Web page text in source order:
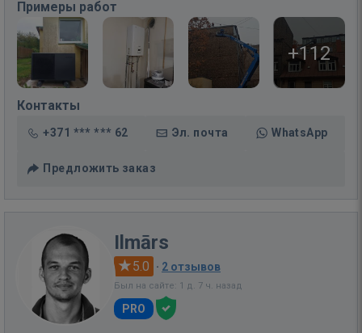
Примеры работ
+112
Контакты
+371 *** *** 62 Эл. почта WhatsApp
Предложить заказ
Ilmārs
5.0 · 2 отзывов
Был на сайте: 1 д. 7 ч. назад
PRO